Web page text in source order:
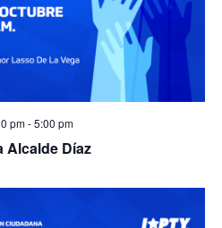
Alcalde Díaz
pm-5:00 pm